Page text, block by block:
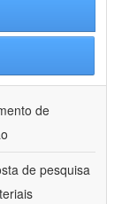
de
de pesquisa